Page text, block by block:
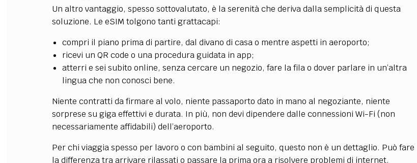
Un altro vantaggio, spesso sottovalutato, è la serenità che deriva dalla semplicità di questa
soluzione. Le eSIM tolgono tanti grattacapi:
compri il piano prima di partire, dal divano di casa o mentre aspetti in aeroporto;
ricevi un QR code o una procedura guidata in app;
atterri e sei subito online, senza cercare un negozio, fare la fila o dover parlare in un’altra
lingua che non conosci bene.
Niente contratti da firmare al volo, niente passaporto dato in mano al negoziante, niente
sorprese su giga effettivi e durata. In più, non devi dipendere dalle connessioni Wi-Fi (non
necessariamente affidabili) dell’aeroporto.
Per chi viaggia spesso per lavoro o con bambini al seguito, questo non è un dettaglio. Può fare
la differenza tra arrivare rilassati o passare la prima ora a risolvere problemi di internet.